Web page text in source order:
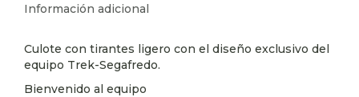
Información adicional
Culote con tirantes ligero con el diseño exclusivo del
equipo Trek-Segafredo.
Bienvenido al equipo